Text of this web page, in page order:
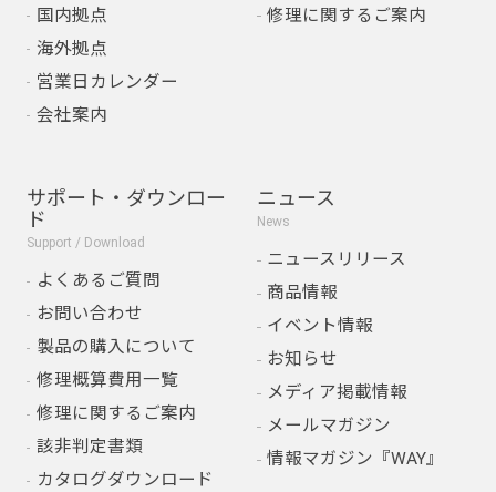
国内拠点
海外拠点
営業日カレンダー
会社案内
修理に関するご案内
サポート・ダウンロー
ド
Support / Download
よくあるご質問
お問い合わせ
製品の購入について
修理概算費用一覧
修理に関するご案内
該非判定書類
カタログダウンロード
ニュース
News
ニュースリリース
商品情報
イベント情報
お知らせ
メディア掲載情報
メールマガジン
情報マガジン『WAY』